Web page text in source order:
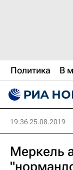
Политика В
19:36 25.08.2019
Меркель